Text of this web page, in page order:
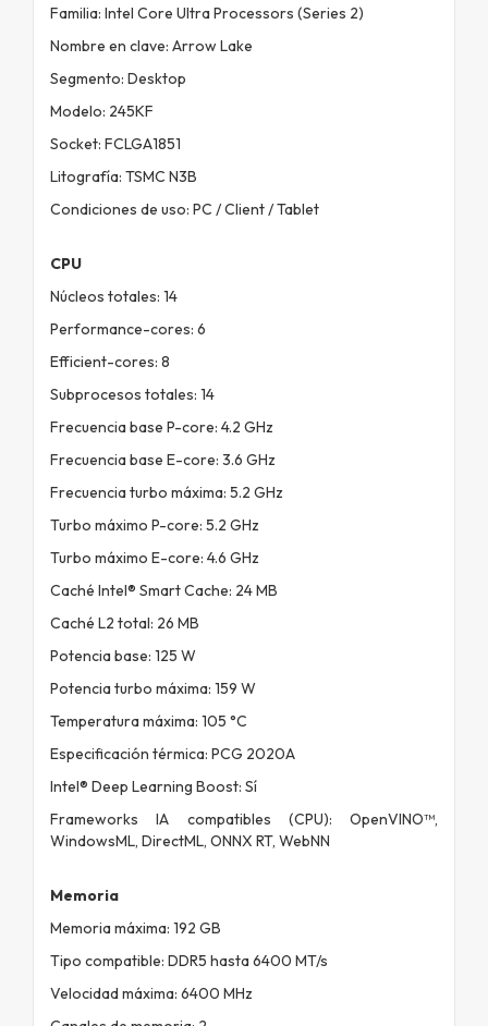
Familia: Intel Core Ultra Processors (Series 2)
Nombre en clave: Arrow Lake
Segmento: Desktop
Modelo: 245KF
Socket: FCLGA1851
Litografía: TSMC N3B
Condiciones de uso: PC / Client / Tablet
CPU
Núcleos totales: 14
Performance-cores: 6
Efficient-cores: 8
Subprocesos totales: 14
Frecuencia base P-core: 4.2 GHz
Frecuencia base E-core: 3.6 GHz
Frecuencia turbo máxima: 5.2 GHz
Turbo máximo P-core: 5.2 GHz
Turbo máximo E-core: 4.6 GHz
Caché Intel® Smart Cache: 24 MB
Caché L2 total: 26 MB
Potencia base: 125 W
Potencia turbo máxima: 159 W
Temperatura máxima: 105 °C
Especificación térmica: PCG 2020A
Intel® Deep Learning Boost: Sí
Frameworks IA compatibles (CPU): OpenVINO™,
WindowsML, DirectML, ONNX RT, WebNN
Memoria
Memoria máxima: 192 GB
Tipo compatible: DDR5 hasta 6400 MT/s
Velocidad máxima: 6400 MHz